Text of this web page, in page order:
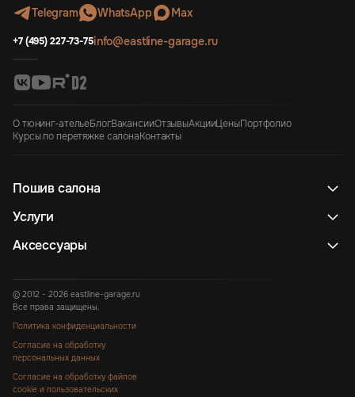
Telegram WhatsApp Max
+7 (495) 227-73-75info@eastline-garage.ru
О тюнинг-ательеБлогВакансииОтзывыАкцииЦеныПортфолио
Курсы по перетяжке салонаКонтакты
Пошив салона
Услуги
Аксессуары
© 2012 - 2026 eastline-garage.ru
Все права защищены.
Политика конфиденциальности
Согласие на обработку
персональных данных
Согласие на обработку файлов
cookie и пользовательских